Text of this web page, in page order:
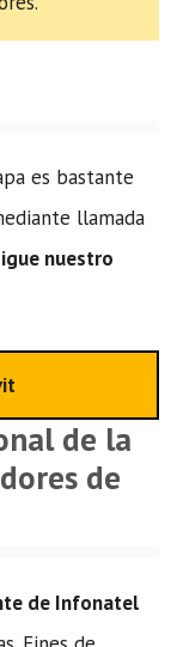
es bastante
llamada
nuestro
de la
de
de Infonatel